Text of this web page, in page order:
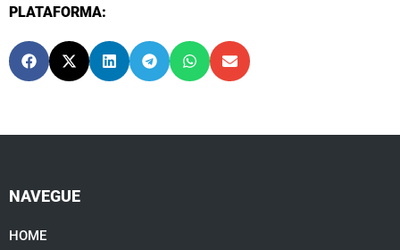
PLATAFORMA:
NAVEGUE
HOME